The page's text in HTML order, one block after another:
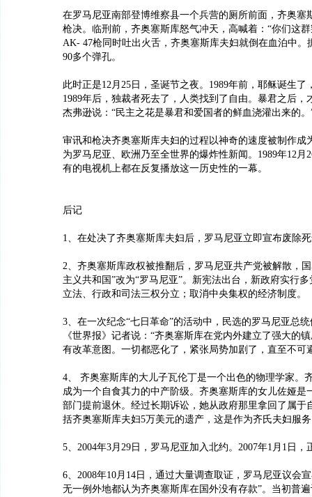
在罗马尼亚南部登博维察县一个兵营的厕所前面，齐奥塞
枪决。临刑前，齐奥塞斯库怒气冲天，高喊着：“你们这
AK- 47枪同时吐出火舌，齐奥塞斯库夫妇就倒在血泊中。
90多个弹孔。
此时正是12月25日，圣诞节之夜。1989年前，耶稣诞生了
1989年后，独裁者死去了，人类找到了自由。暴君之后，
杰弗逊说：“民主之花是暴君和爱国者的鲜血浇灌出来的。
审讯和枪决齐奥塞斯库夫妇的过程以神奇的速度被制作成
为罗马尼亚、欧洲乃至全世界的爆炸性新闻。1989年12月
有的电视机上都在反复播放这一历史性的一幕。
后记
1、在处决了齐奥塞斯库夫妇后，罗马尼亚立即宣布废除
2、齐奥塞斯库政权被推翻后，罗马尼亚共产党被解散，
主义共和国”改为“罗马尼亚”。新宪法出台，新政府实行
立法、行政和司法三权分立；取消中央集权的经济制度。
3、在一次纪念“七日革命”的活动中，民选的罗马尼亚总
《世界报》记者说：“齐奥塞斯库在党内外建立了强大的
有改革意图。一切都恶化了，紧张局势加剧了，直至不可
4、 齐奥塞斯库的大儿子瓦伦丁是一个出色的物理学家。
成为一个自食其力的中产阶级。齐奥塞斯库的女儿佐娅是
部门提前退休。经过长期诉讼，她从政府那里拿回了属于
括齐奥塞斯库夫妇5万美元的遗产，这是作为齐氏夫妇服
5、2004年3月29日，罗马尼亚加入北约。2007年1月1日，
6、2008年10月14日，通过大量调查取证，罗马尼亚议会
无一例外地都认为齐奥塞斯库在国外没有存款”。当初普